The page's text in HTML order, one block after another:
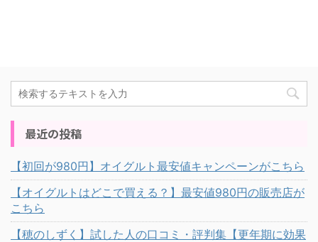
最近の投稿
【初回が980円】オイグルト最安値キャンペーンがこちら
【オイグルトはどこで買える？】最安値980円の販売店が
こちら
【穂のしずく】試した人の口コミ・評判集【更年期に効果